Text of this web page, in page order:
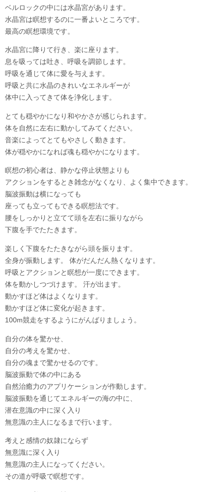
ベルロックの中には水晶宮があります。
水晶宮は瞑想するのに一番よいところです。
最高の瞑想環境です。
水晶宮に降りて行き、楽に座ります。
息を吸っては吐き、呼吸を調節します。
呼吸を通じて体に愛を与えます。
呼吸と共に水晶のきれいなエネルギーが
体中に入ってきて体を浄化します。
とても穏やかになり和やかさが感じられます。
体を自然に左右に動かしてみてください。
音楽によってとてもやさしく動きます。
体が穏やかになれば魂も穏やかになります。
瞑想の初心者は、静かな停止状態よりも
アクションをするとき雑念がなくなり、よく集中できます。
脳波振動は横になっても
座っても立ってもできる瞑想法です。
腰をしっかりと立てて頭を左右に振りながら
下腹を手でたたきます。
楽しく下腹をたたきながら頭を振ります。
全身が振動します。 体がだんだん熱くなります。
呼吸とアクションと瞑想が一度にできます。
体を動かしつづけます。 汗が出ます。
動かすほど体はよくなります。
動かすほど体に変化が起きます。
100m競走をするようにがんばりましょう。
自分の体を驚かせ、
自分の考えを驚かせ、
自分の魂まで驚かせるのです。
脳波振動で体の中にある
自然治癒力のアプリケーションが作動します。
脳波振動を通じてエネルギーの海の中に、
潜在意識の中に深く入り
無意識の主人になるまで行います。
考えと感情の奴隷にならず
無意識に深く入り
無意識の主人になってください。
その道が呼吸で瞑想です。